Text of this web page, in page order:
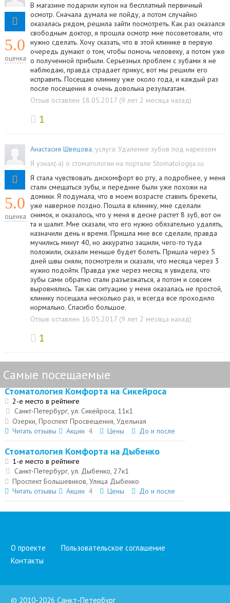
5.0
оценка
В магазине подарили купон на бесплатный первичный
осмотр. Сначала думала не пойду, а потом случайно
оказалась рядом, решила зайти посмотреть. Как раз оказался
свободным доктор, я прошла осмотр мне посоветовали, что
нужно сделать. Хочу сказать, что в этой клинике в первую
очередь думают о том, чтобы помочь человеку, а потом уже
о полученной прибыли. Серьезных проблем с зубами я не
наблюдаю, правда страдает прикус, вот мы решили его
исправить. Посещаю клинику уже около года, и каждый раз
после посещения я очень довольна результатам.
Отзыв оставлен 18.05.2017 (9 лет 2 месяца назад)
1
5.0
оценка
Анастасия Швецова, услуга: Удаление зубов под наркозом
Я узнал(-а) о стоматологии на портале Stomatologija.su
Я стала чувствовать дискомфорт во рту, а подробнее, у меня
стали смещаться зубы, и передние были уже похожи на
домики. Я подумала, что в моем возрасте ставить брекеты,
уже наверное поздно. Пошла в клинику, мне сделали
снимок, и оказалось, что у меня в десне растет 8 зуб, вот он
та и шалит. Мне сказали, что его нужно обязательно удалять,
назначили день и время. Пришла мне все сделали, правда
мучились минут 40, но аккуратно зашили, чего-то туда
положили, сказали меньше будет болеть. Пришла через 5
дней швы сняли, посмотрели и сказали, что месяца через 3
нужно подойти. Правда уже через месяц я увидела, что
зубы сами обратно стали разъезжаться, а потом и совсем
выровнялись. Так как ситуацию у меня оказалась не простой,
клинику посещала несколько раз, и всегда все проходило
нормально. Спасибо большое.
Отзыв оставлен 16.05.2017 (9 лет 2 месяца назад)
1
Самые посещаемые
Стоматология Комфорта на Сикейроса
2-е место в рейтинге
Санкт-Петербург, ул. Сикейроса, 11к1
Озерки, Проспект Просвещения, Удельная
Читать отзывы
Акции 4 Цены До и после
Стоматология Комфорта на Дыбенко
1-е место в рейтинге
Санкт-Петербург, ул. Дыбенко, 27к1
Проспект Большевиков, Улица Дыбенко
Читать отзывы
Акции 4 Цены До и после
О проекте
Пользовательское соглашение
Контакты
© 2010-2026 Санкт-Петербург